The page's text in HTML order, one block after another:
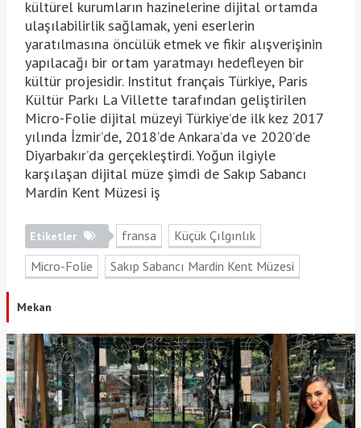
kültürel kurumların hazinelerine dijital ortamda
ulaşılabilirlik sağlamak, yeni eserlerin
yaratılmasına öncülük etmek ve fikir alışverişinin
yapılacağı bir ortam yaratmayı hedefleyen bir
kültür projesidir. Institut français Türkiye, Paris
Kültür Parkı La Villette tarafından geliştirilen
Micro-Folie dijital müzeyi Türkiye’de ilk kez 2017
yılında İzmir’de, 2018’de Ankara’da ve 2020’de
Diyarbakır’da gerçekleştirdi. Yoğun ilgiyle
karşılaşan dijital müze şimdi de Sakıp Sabancı
Mardin Kent Müzesi iş
Etiketler fransa
Küçük Çılgınlık
Micro-Folie
Sakıp Sabancı Mardin Kent Müzesi
Mekan